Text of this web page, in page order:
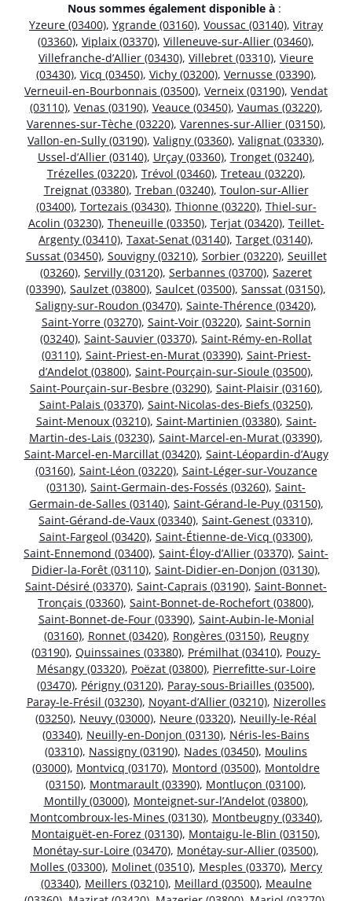
Nous sommes également disponible à :
Yzeure (03400), Ygrande (03160), Voussac (03140), Vitray
(03360), Viplaix (03370), Villeneuve-sur-Allier (03460),
Villefranche-d’Allier (03430), Villebret (03310), Vieure
(03430), Vicq (03450), Vichy (03200), Vernusse (03390),
Verneuil-en-Bourbonnais (03500), Verneix (03190), Vendat
(03110), Venas (03190), Veauce (03450), Vaumas (03220),
Varennes-sur-Tèche (03220), Varennes-sur-Allier (03150),
Vallon-en-Sully (03190), Valigny (03360), Valignat (03330),
Ussel-d’Allier (03140), Urçay (03360), Tronget (03240),
Trézelles (03220), Trévol (03460), Treteau (03220),
Treignat (03380), Treban (03240), Toulon-sur-Allier
(03400), Tortezais (03430), Thionne (03220), Thiel-sur-
Acolin (03230), Theneuille (03350), Terjat (03420), Teillet-
Argenty (03410), Taxat-Senat (03140), Target (03140),
Sussat (03450), Souvigny (03210), Sorbier (03220), Seuillet
(03260), Servilly (03120), Serbannes (03700), Sazeret
(03390), Saulzet (03800), Saulcet (03500), Sanssat (03150),
Saligny-sur-Roudon (03470), Sainte-Thérence (03420),
Saint-Yorre (03270), Saint-Voir (03220), Saint-Sornin
(03240), Saint-Sauvier (03370), Saint-Rémy-en-Rollat
(03110), Saint-Priest-en-Murat (03390), Saint-Priest-
d’Andelot (03800), Saint-Pourçain-sur-Sioule (03500),
Saint-Pourçain-sur-Besbre (03290), Saint-Plaisir (03160),
Saint-Palais (03370), Saint-Nicolas-des-Biefs (03250),
Saint-Menoux (03210), Saint-Martinien (03380), Saint-
Martin-des-Lais (03230), Saint-Marcel-en-Murat (03390),
Saint-Marcel-en-Marcillat (03420), Saint-Léopardin-d’Augy
(03160), Saint-Léon (03220), Saint-Léger-sur-Vouzance
(03130), Saint-Germain-des-Fossés (03260), Saint-
Germain-de-Salles (03140), Saint-Gérand-le-Puy (03150),
Saint-Gérand-de-Vaux (03340), Saint-Genest (03310),
Saint-Fargeol (03420), Saint-Étienne-de-Vicq (03300),
Saint-Ennemond (03400), Saint-Éloy-d’Allier (03370), Saint-
Didier-la-Forêt (03110), Saint-Didier-en-Donjon (03130),
Saint-Désiré (03370), Saint-Caprais (03190), Saint-Bonnet-
Tronçais (03360), Saint-Bonnet-de-Rochefort (03800),
Saint-Bonnet-de-Four (03390), Saint-Aubin-le-Monial
(03160), Ronnet (03420), Rongères (03150), Reugny
(03190), Quinssaines (03380), Prémilhat (03410), Pouzy-
Mésangy (03320), Poëzat (03800), Pierrefitte-sur-Loire
(03470), Périgny (03120), Paray-sous-Briailles (03500),
Paray-le-Frésil (03230), Noyant-d’Allier (03210), Nizerolles
(03250), Neuvy (03000), Neure (03320), Neuilly-le-Réal
(03340), Neuilly-en-Donjon (03130), Néris-les-Bains
(03310), Nassigny (03190), Nades (03450), Moulins
(03000), Montvicq (03170), Montord (03500), Montoldre
(03150), Montmarault (03390), Montluçon (03100),
Montilly (03000), Monteignet-sur-l’Andelot (03800),
Montcombroux-les-Mines (03130), Montbeugny (03340),
Montaiguët-en-Forez (03130), Montaigu-le-Blin (03150),
Monétay-sur-Loire (03470), Monétay-sur-Allier (03500),
Molles (03300), Molinet (03510), Mesples (03370), Mercy
(03340), Meillers (03210), Meillard (03500), Meaulne